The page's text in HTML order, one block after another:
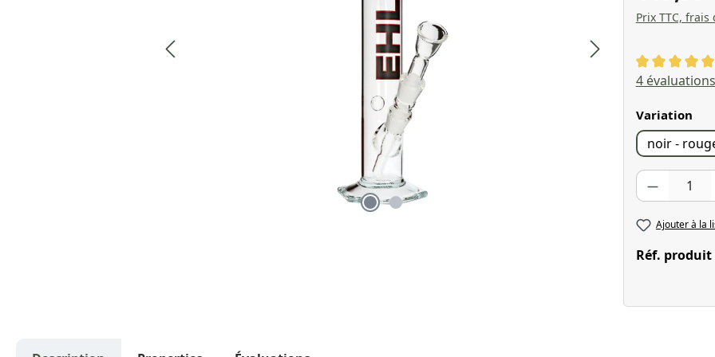
Prix TTC,
Note
4 évaluations
Sélectionnez
Variation
noir -
Quantité de
Ajouter à la
Réf. produit